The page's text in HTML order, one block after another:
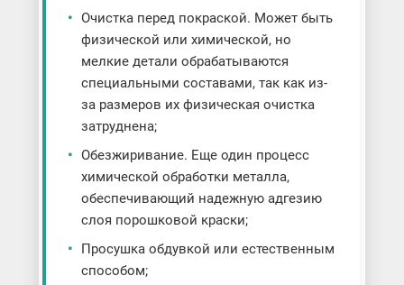
Очистка перед покраской. Может быть
физической или химической, но
мелкие детали обрабатываются
специальными составами, так как из-
за размеров их физическая очистка
затруднена;
Обезжиривание. Еще один процесс
химической обработки металла,
обеспечивающий надежную адгезию
слоя порошковой краски;
Просушка обдувкой или естественным
способом;